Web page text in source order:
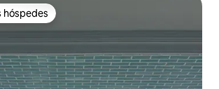
preferidos dos hóspedes
hóspedes